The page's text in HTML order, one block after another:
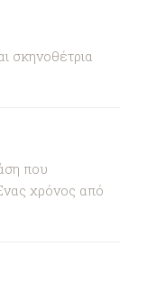
σκηνοθέτρια
που
χρόνος από